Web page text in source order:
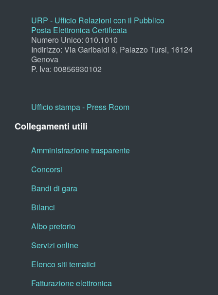
URP - Ufficio Relazioni con il Pubblico
Posta Elettronica Certificata
Numero Unico: 010.1010
Indirizzo: Via Garibaldi 9, Palazzo Tursi, 16124
Genova
P. Iva: 00856930102
Ufficio stampa - Press Room
Collegamenti utili
Amministrazione trasparente
Concorsi
Bandi di gara
Bilanci
Albo pretorio
Servizi online
Elenco siti tematici
Fatturazione elettronica